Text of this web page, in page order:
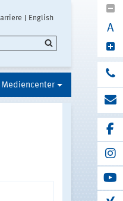
English
A
Mediencenter